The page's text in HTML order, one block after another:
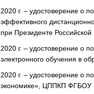
2020 г. – удостоверение о
эффективного
при Президенте
2020 г. – удостоверение о
электронного обучения в
2020 г. – удостоверение о
экономике», ЦППКП ФГБОУ